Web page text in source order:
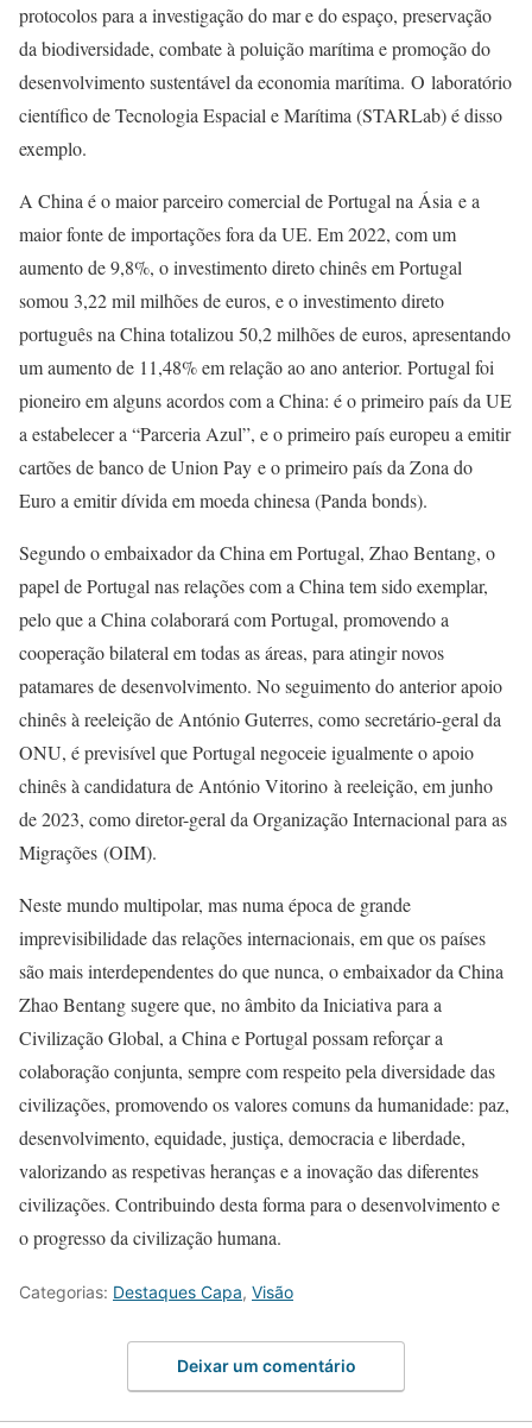
protocolos para a investigação do mar e do espaço, preservação
da biodiversidade, combate à poluição marítima e promoção do
desenvolvimento sustentável da economia marítima. O laboratório
científico de Tecnologia Espacial e Marítima (STARLab) é disso
exemplo.
A China é o maior parceiro comercial de Portugal na Ásia e a
maior fonte de importações fora da UE. Em 2022, com um
aumento de 9,8%, o investimento direto chinês em Portugal
somou 3,22 mil milhões de euros, e o investimento direto
português na China totalizou 50,2 milhões de euros, apresentando
um aumento de 11,48% em relação ao ano anterior. Portugal foi
pioneiro em alguns acordos com a China: é o primeiro país da UE
a estabelecer a “Parceria Azul”, e o primeiro país europeu a emitir
cartões de banco de Union Pay e o primeiro país da Zona do
Euro a emitir dívida em moeda chinesa (Panda bonds).
Segundo o embaixador da China em Portugal, Zhao Bentang, o
papel de Portugal nas relações com a China tem sido exemplar,
pelo que a China colaborará com Portugal, promovendo a
cooperação bilateral em todas as áreas, para atingir novos
patamares de desenvolvimento. No seguimento do anterior apoio
chinês à reeleição de António Guterres, como secretário-geral da
ONU, é previsível que Portugal negoceie igualmente o apoio
chinês à candidatura de António Vitorino à reeleição, em junho
de 2023, como diretor-geral da Organização Internacional para as
Migrações (OIM).
Neste mundo multipolar, mas numa época de grande
imprevisibilidade das relações internacionais, em que os países
são mais interdependentes do que nunca, o embaixador da China
Zhao Bentang sugere que, no âmbito da Iniciativa para a
Civilização Global, a China e Portugal possam reforçar a
colaboração conjunta, sempre com respeito pela diversidade das
civilizações, promovendo os valores comuns da humanidade: paz,
desenvolvimento, equidade, justiça, democracia e liberdade,
valorizando as respetivas heranças e a inovação das diferentes
civilizações. Contribuindo desta forma para o desenvolvimento e
o progresso da civilização humana.
Categorias: Destaques Capa, Visão
Deixar um comentário